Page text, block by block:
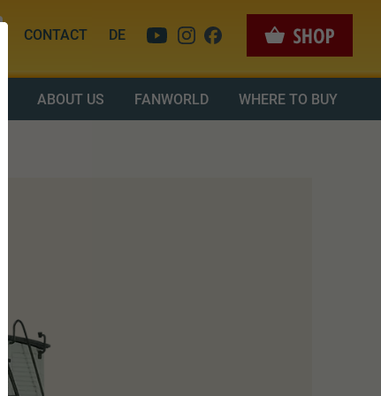
CONTACT DE
ABOUT US FANWORLD WHERE TO BUY